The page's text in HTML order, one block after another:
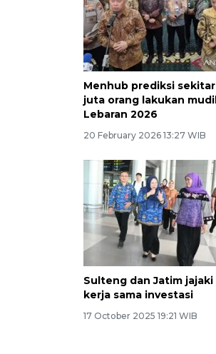
Menhub prediksi sekitar
juta orang lakukan
Lebaran 2026
20 February 2026 13:27 WIB
Sulteng dan Jatim jajaki
kerja sama investasi
17 October 2025 19:21 WIB